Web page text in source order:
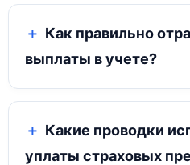
Как правильно
выплаты в учете?
Какие проводки
уплаты страховых